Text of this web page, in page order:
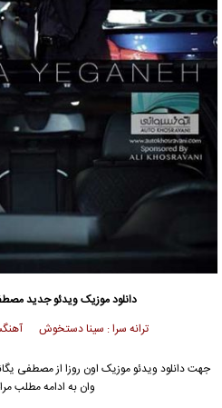
دانلود موزیک ویدئوجدید
ترانه سرا : سینا دستخوش
جهت دانلود ویدئو موزیک اون روزا ازمصطفی
وان به ادامه مطلب